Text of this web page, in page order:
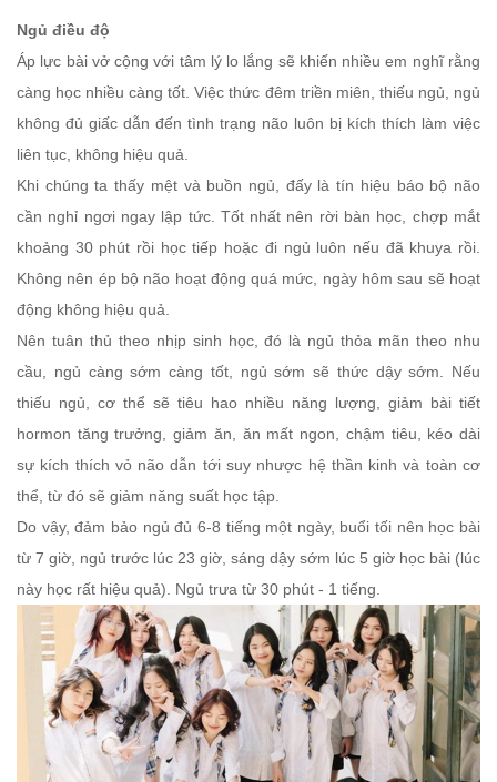
Ngủ điều độ
Áp lực bài vở cộng với tâm lý lo lắng sẽ khiến nhiều em nghĩ rằng
càng học nhiều càng tốt. Việc thức đêm triền miên, thiếu ngủ, ngủ
không đủ giấc dẫn đến tình trạng não luôn bị kích thích làm việc
liên tục, không hiệu quả.
Khi chúng ta thấy mệt và buồn ngủ, đấy là tín hiệu báo bộ não
cần nghỉ ngơi ngay lập tức. Tốt nhất nên rời bàn học, chợp mắt
khoảng 30 phút rồi học tiếp hoặc đi ngủ luôn nếu đã khuya rồi.
Không nên ép bộ não hoạt động quá mức, ngày hôm sau sẽ hoạt
động không hiệu quả.
Nên tuân thủ theo nhịp sinh học, đó là ngủ thỏa mãn theo nhu
cầu, ngủ càng sớm càng tốt, ngủ sớm sẽ thức dậy sớm. Nếu
thiếu ngủ, cơ thể sẽ tiêu hao nhiều năng lượng, giảm bài tiết
hormon tăng trưởng, giảm ăn, ăn mất ngon, chậm tiêu, kéo dài
sự kích thích vỏ não dẫn tới suy nhược hệ thần kinh và toàn cơ
thể, từ đó sẽ giảm năng suất học tập.
Do vậy, đảm bảo ngủ đủ 6-8 tiếng một ngày, buổi tối nên học bài
từ 7 giờ, ngủ trước lúc 23 giờ, sáng dậy sớm lúc 5 giờ học bài (lúc
này học rất hiệu quả). Ngủ trưa từ 30 phút - 1 tiếng.